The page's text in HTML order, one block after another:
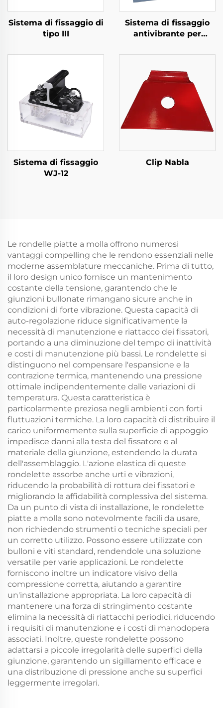
Sistema di fissaggio di
tipo III
Sistema di fissaggio
antivibrante per
Sistema di fissaggio
WJ-12
Clip Nabla
Le rondelle piatte a molla offrono numerosi
vantaggi compelling che le rendono essenziali nelle
moderne assemblature meccaniche. Prima di tutto,
il loro design unico fornisce un mantenimento
costante della tensione, garantendo che le
giunzioni bullonate rimangano sicure anche in
condizioni di forte vibrazione. Questa capacità di
auto-regolazione riduce significativamente la
necessità di manutenzione e riattacco dei fissatori,
portando a una diminuzione del tempo di inattività
e costi di manutenzione più bassi. Le rondelette si
distinguono nel compensare l'espansione e la
contrazione termica, mantenendo una pressione
ottimale indipendentemente dalle variazioni di
temperatura. Questa caratteristica è
particolarmente preziosa negli ambienti con forti
fluttuazioni termiche. La loro capacità di distribuire il
carico uniformemente sulla superficie di appoggio
impedisce danni alla testa del fissatore e al
materiale della giunzione, estendendo la durata
dell'assemblaggio. L'azione elastica di queste
rondelette assorbe anche urti e vibrazioni,
riducendo la probabilità di rottura dei fissatori e
migliorando la affidabilità complessiva del sistema.
Da un punto di vista di installazione, le rondelette
piatte a molla sono notevolmente facili da usare,
non richiedendo strumenti o tecniche speciali per
un corretto utilizzo. Possono essere utilizzate con
bulloni e viti standard, rendendole una soluzione
versatile per varie applicazioni. Le rondelette
forniscono inoltre un indicatore visivo della
compressione corretta, aiutando a garantire
un'installazione appropriata. La loro capacità di
mantenere una forza di stringimento costante
elimina la necessità di riattacchi periodici, riducendo
i requisiti di manutenzione e i costi di manodopera
associati. Inoltre, queste rondelette possono
adattarsi a piccole irregolarità delle superfici della
giunzione, garantendo un sigillamento efficace e
una distribuzione di pressione anche su superfici
leggermente irregolari.